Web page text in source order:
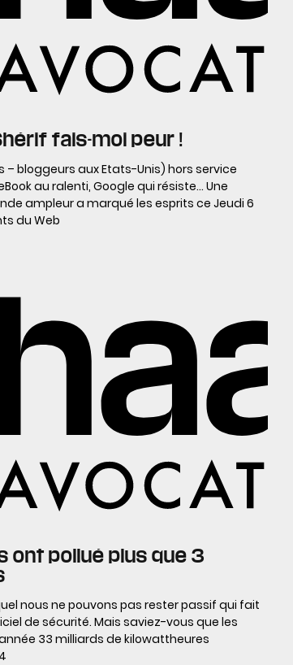
fais-moi peur !
– bloggeurs aux Etats-Unis) hors service
au ralenti, Google qui résiste… Une
ampleur a marqué les esprits ce Jeudi 6
du Web
ont pollué plus que 3
nous ne pouvons pas rester passif qui fait
de sécurité. Mais saviez-vous que les
33 milliards de kilowattheures